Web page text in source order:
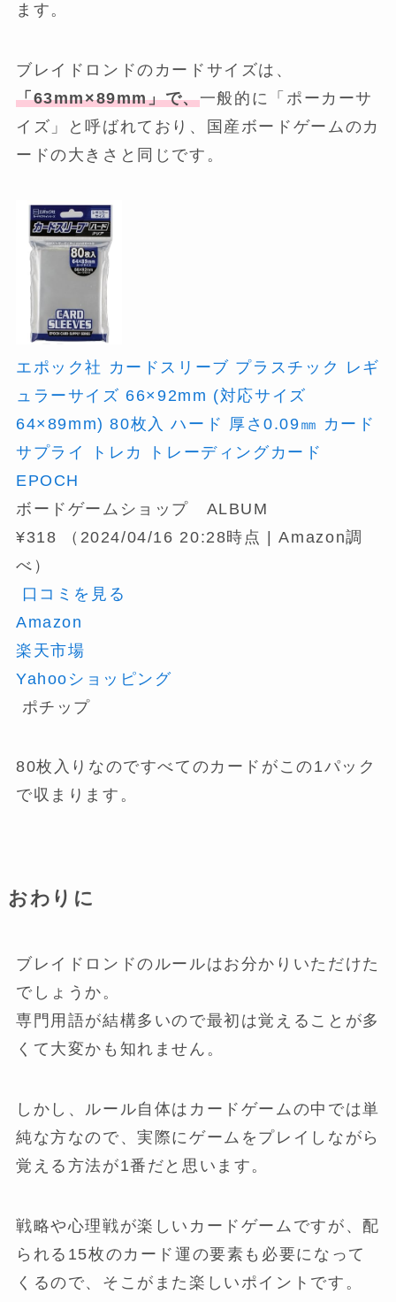
ます。
ブレイドロンドのカードサイズは、
「63mm×89mm」で、一般的に「ポーカーサ
イズ」と呼ばれており、国産ボードゲームのカ
ードの大きさと同じです。
エポック社 カードスリーブ プラスチック レギ
ュラーサイズ 66×92mm (対応サイズ
64×89mm) 80枚入 ハード 厚さ0.09㎜ カード
サプライ トレカ トレーディングカード
EPOCH
ボードゲームショップ ALBUM
¥318
（2024/04/16 20:28時点 | Amazon調
べ）
口コミを見る
Amazon
楽天市場
Yahooショッピング
ポチップ
80枚入りなのですべてのカードがこの1パック
で収まります。
おわりに
ブレイドロンドのルールはお分かりいただけた
でしょうか。
専門用語が結構多いので最初は覚えることが多
くて大変かも知れません。
しかし、ルール自体はカードゲームの中では単
純な方なので、実際にゲームをプレイしながら
覚える方法が1番だと思います。
戦略や心理戦が楽しいカードゲームですが、配
られる15枚のカード運の要素も必要になって
くるので、そこがまた楽しいポイントです。